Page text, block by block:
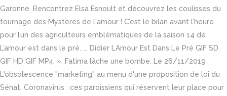
Garonne. Rencontrez Elsa Esnoult et découvrez les coulisses du
tournage des Mystères de l'amour ! C’est le bilan avant l’heure
pour l’un des agriculteurs emblématiques de la saison 14 de
L’amour est dans le pré. ... Didier LAmour Est Dans Le Pré GIF SD
GIF HD GIF MP4. ». Fatima lâche une bombe, Le 26/11/2019
L'obsolescence "marketing" au menu d'une proposition de loi du
Sénat, Coronavirus : ces paroissiens qui réservent leur place pour